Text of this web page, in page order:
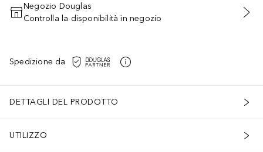
AGGIUNGI AL CARRELLO
Negozio Douglas
Controlla la disponibilità in negozio
Spedizione da
DETTAGLI DEL PRODOTTO
UTILIZZO